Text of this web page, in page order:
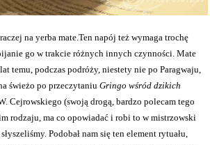
na yerba mate.Ten napój też wymaga trochę
go w trakcie różnych innych czynności. Mate
temu, podczas podróży, niestety nie po Paragwaju,
świeżo po przeczytaniu Gringo wśród dzikich
Cejrowskiego (swoją drogą, bardzo polecam tego
rodzaju, ma co opowiadać i robi to w mistrzowski
Podobał nam się ten element rytuału,